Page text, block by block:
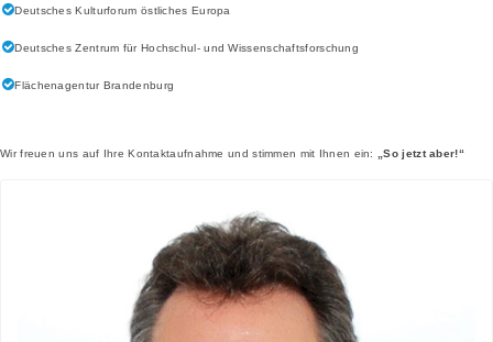
Deutsches Kulturforum östliches Europa
Deutsches Zentrum für Hochschul- und Wissenschaftsforschung
Flächenagentur Brandenburg
Wir freuen uns auf Ihre Kontaktaufnahme und stimmen mit Ihnen ein: „So jetzt aber!“